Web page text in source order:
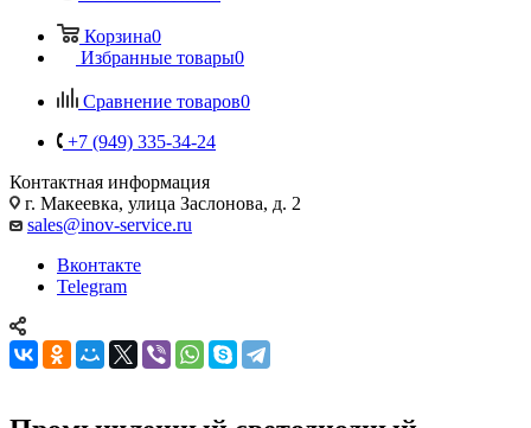
Корзина0
Избранные товары0
Сравнение товаров0
+7 (949) 335-34-24
Контактная информация
г. Макеевка, улица Заслонова, д. 2
sales@inov-service.ru
Вконтакте
Telegram